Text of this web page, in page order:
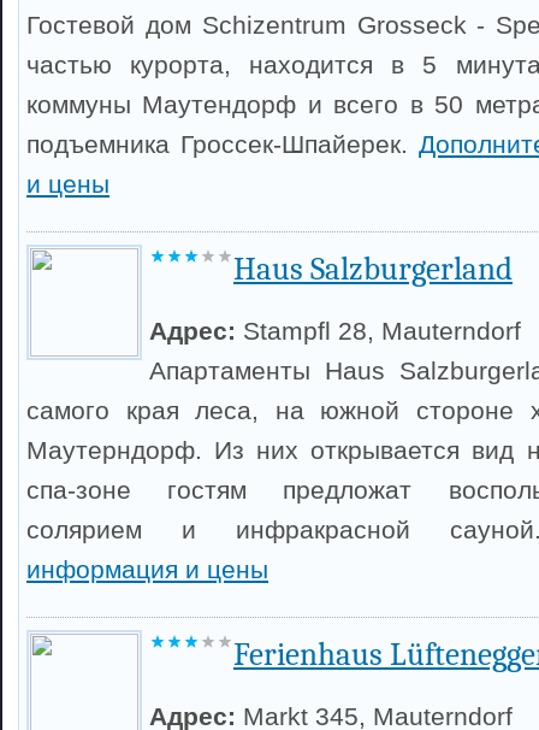
Гостевой дом Schizentrum Grosseck -
частью курорта, находится в 5
коммуны Маутендорф и всего в 50
подъемника Гроссек-Шпайерек.
и цены
Haus Salzburgerland
Адрес: Stampfl 28, Mauterndorf
Апартаменты Haus
самого края леса, на южной стороне
Маутерндорф. Из них открывается вид
спа-зоне гостям предложат
солярием и инфракрасной
информация и цены
Ferienhaus
Адрес: Markt 345, Mauterndorf